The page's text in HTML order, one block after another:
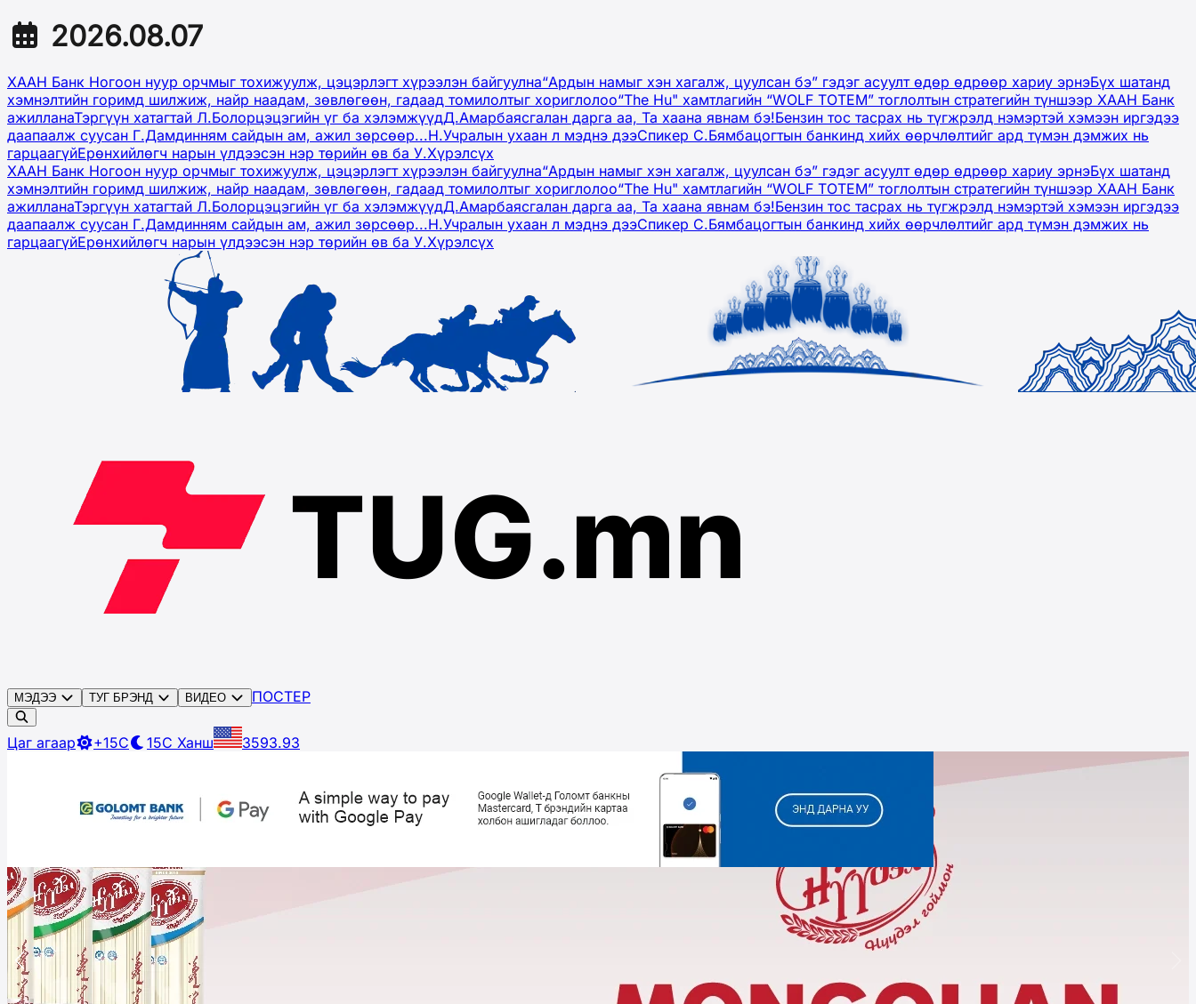
2026.08.07
ХААН Банк Ногоон нуур орчмыг тохижуулж, цэцэрлэгт хүрээлэн байгуулна“Ардын намыг хэн хагалж, цуулсан бэ” гэдэг асуулт өдөр өдрөөр хариу эрнэБүх шатанд
хэмнэлтийн горимд шилжиж, найр наадам, зөвлөгөөн, гадаад томилолтыг хориглолоо“The Hu" хамтлагийн “WOLF TOTEM” тоглолтын стратегийн түншээр ХААН Банк
ажилланаТэргүүн хатагтай Л.Болорцэцэгийн үг ба хэлэмжүүдД.Амарбаясгалан дарга аа, Та хаана явнам бэ!Бензин тос тасрах нь түгжрэлд нэмэртэй хэмээн иргэдээ
даапаалж суусан Г.Дамдинням сайдын ам, ажил зөрсөөр...Н.Учралын ухаан л мэднэ дээСпикер С.Бямбацогтын банкинд хийх өөрчлөлтийг ард түмэн дэмжих нь
гарцаагүйЕрөнхийлөгч нарын үлдээсэн нэр төрийн өв ба У.Хүрэлсүх
ХААН Банк Ногоон нуур орчмыг тохижуулж, цэцэрлэгт хүрээлэн байгуулна“Ардын намыг хэн хагалж, цуулсан бэ” гэдэг асуулт өдөр өдрөөр хариу эрнэБүх шатанд
хэмнэлтийн горимд шилжиж, найр наадам, зөвлөгөөн, гадаад томилолтыг хориглолоо“The Hu" хамтлагийн “WOLF TOTEM” тоглолтын стратегийн түншээр ХААН Банк
ажилланаТэргүүн хатагтай Л.Болорцэцэгийн үг ба хэлэмжүүдД.Амарбаясгалан дарга аа, Та хаана явнам бэ!Бензин тос тасрах нь түгжрэлд нэмэртэй хэмээн иргэдээ
даапаалж суусан Г.Дамдинням сайдын ам, ажил зөрсөөр...Н.Учралын ухаан л мэднэ дээСпикер С.Бямбацогтын банкинд хийх өөрчлөлтийг ард түмэн дэмжих нь
гарцаагүйЕрөнхийлөгч нарын үлдээсэн нэр төрийн өв ба У.Хүрэлсүх
МЭДЭЭ ТУГ БРЭНД ВИДЕО ПОСТЕР
Цаг агаар +15C 15C Ханш 3593.93